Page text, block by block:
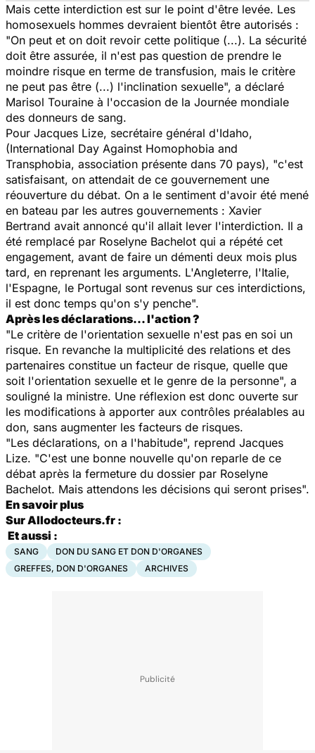
Mais cette interdiction est sur le point d'être levée. Les
homosexuels hommes devraient bientôt être autorisés :
"On peut et on doit revoir cette politique (...). La sécurité
doit être assurée, il n'est pas question de prendre le
moindre risque en terme de transfusion, mais le critère
ne peut pas être (...) l'inclination sexuelle", a déclaré
Marisol Touraine à l'occasion de la Journée mondiale
des donneurs de sang.
Pour Jacques Lize, secrétaire général d'Idaho,
(International Day Against Homophobia and
Transphobia, association présente dans 70 pays), "c'est
satisfaisant, on attendait de ce gouvernement une
réouverture du débat. On a le sentiment d'avoir été mené
en bateau par les autres gouvernements : Xavier
Bertrand avait annoncé qu'il allait lever l'interdiction. Il a
été remplacé par Roselyne Bachelot qui a répété cet
engagement, avant de faire un démenti deux mois plus
tard, en reprenant les arguments. L'Angleterre, l'Italie,
l'Espagne, le Portugal sont revenus sur ces interdictions,
il est donc temps qu'on s'y penche".
Après les déclarations... l'action ?
"Le critère de l'orientation sexuelle n'est pas en soi un
risque. En revanche la multiplicité des relations et des
partenaires constitue un facteur de risque, quelle que
soit l'orientation sexuelle et le genre de la personne", a
souligné la ministre. Une réflexion est donc ouverte sur
les modifications à apporter aux contrôles préalables au
don, sans augmenter les facteurs de risques.
"Les déclarations, on a l'habitude", reprend Jacques
Lize. "C'est une bonne nouvelle qu'on reparle de ce
débat après la fermeture du dossier par Roselyne
Bachelot. Mais attendons les décisions qui seront prises".
En savoir plus
Sur Allodocteurs.fr :
Et aussi :
SANG
DON DU SANG ET DON D'ORGANES
GREFFES, DON D'ORGANES
ARCHIVES